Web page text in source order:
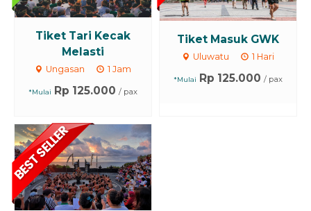
Tiket Tari Kecak
Melasti
Ungasan 1 Jam
*Mulai Rp 125.000 / pax
Tiket Masuk GWK
Uluwatu 1 Hari
*Mulai Rp 125.000 / pax